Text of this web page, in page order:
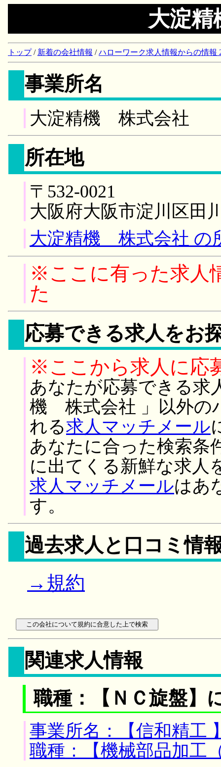
大淀
トップ/ 新着の会社情報 /ハローワーク求人情報からの情報
事業所名
大淀精機 株式会社
所在地
〒532-0021
大阪府大阪市淀川区田
大淀精機 株式会社 の
※ここに有った求人
た
応募できる求人をお
※ここから求人に応
あなたが応募できる求
機 株式会社 」以外の
れる求人マッチメール
あなたに合った検索条
に出てくる新鮮な求人
求人マッチメールはあ
す。
過去求人と口コミ情
→規約
関連求人情報
職種：【ＮＣ旋盤】
事業所名：【信和精工
職種：【機械部品加工